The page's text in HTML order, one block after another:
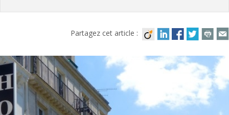
Partagez cet article :